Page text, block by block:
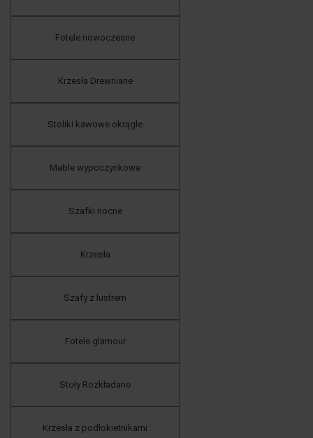
Fotele nowoczesne
Krzesła Drewniane
Stoliki kawowe okrągłe
Meble wypoczynkowe
Szafki nocne
Krzesła
Szafy z lustrem
Fotele glamour
Stoły Rozkładane
Krzesła z podłokietnikami